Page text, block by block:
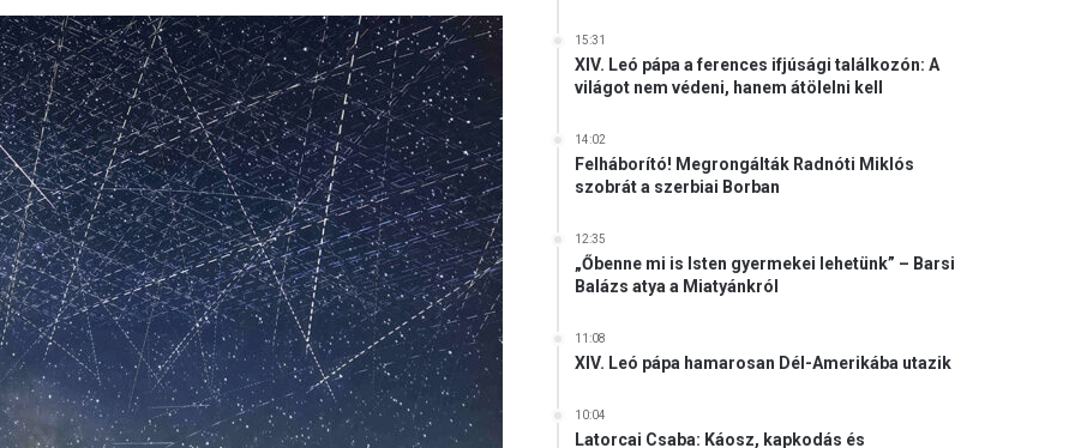
15:31
XIV. Leó pápa a ferences ifjúsági találkozón: A
világot nem védeni, hanem átölelni kell
14:02
Felháborító! Megrongálták Radnóti Miklós
szobrát a szerbiai Borban
12:35
„Őbenne mi is Isten gyermekei lehetünk” – Barsi
Balázs atya a Miatyánkról
11:08
XIV. Leó pápa hamarosan Dél-Amerikába utazik
10:04
Latorcai Csaba: Káosz, kapkodás és